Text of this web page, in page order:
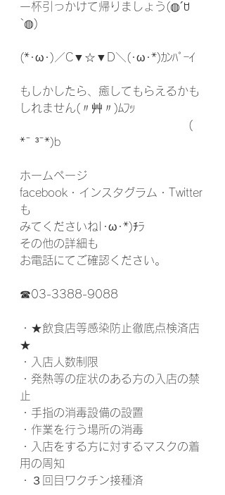
一杯引っかけて帰りましょう(◍´ꇴ
`◍)
(*･ω･)／C▼☆▼D＼(･ω･*)ｶﾝﾊﾟｰｲ
もしかしたら、癒してもらえるかも
しれません(〃艸〃)ﾑﾌｯ
(
*¯ ³¯*)b
ホームページ
facebook・インスタグラム・Twitter
も
みてくださいね|･ω･*)ﾁﾗ
その他の詳細も
お電話にてご確認ください。
☎03-3388-9088
・★飲食店等感染防止徹底点検済店
★
・入店人数制限
・発熱等の症状のある方の入店の禁
止
・手指の消毒設備の設置
・作業を行う場所の消毒
・入店をする方に対するマスクの着
用の周知
・３回目ワクチン接種済